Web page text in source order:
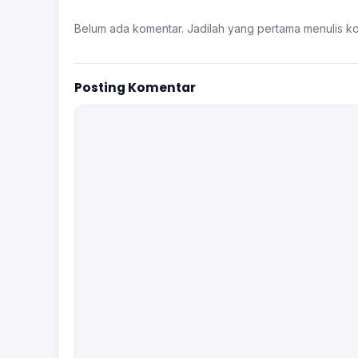
Belum ada komentar. Jadilah yang pertama menulis
Posting Komentar